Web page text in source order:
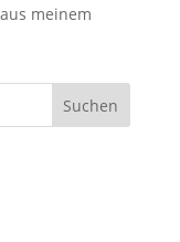
meinem